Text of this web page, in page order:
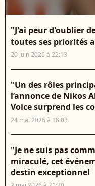
"J'ai peur d'oublier
toutes ses priorités
20 juin 2026 à 22:13
"Un des rôles
l’annonce de Nikos
Voice surprend les
24 mai 2026 à 18:03
"Je ne suis pas
miraculé, cet
destin exceptionnel